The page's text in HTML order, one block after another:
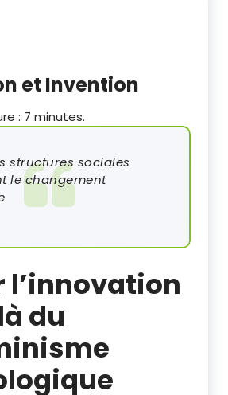
et Invention
: 7 minutes.
structures sociales
le changement
l’innovation
du